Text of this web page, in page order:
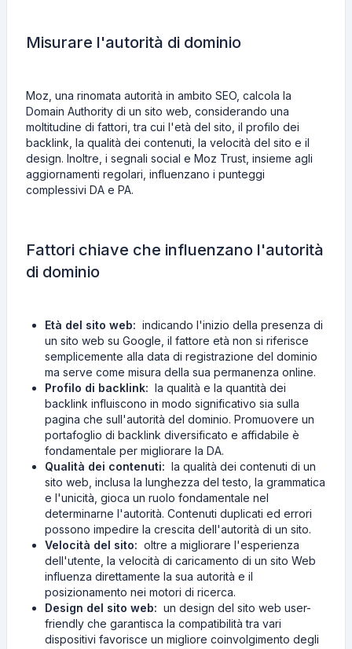
Misurare l'autorità di dominio
Moz, una rinomata autorità in ambito SEO, calcola la
Domain Authority di un sito web, considerando una
moltitudine di fattori, tra cui l'età del sito, il profilo dei
backlink, la qualità dei contenuti, la velocità del sito e il
design. Inoltre, i segnali social e Moz Trust, insieme agli
aggiornamenti regolari, influenzano i punteggi
complessivi DA e PA.
Fattori chiave che influenzano l'autorità
di dominio
Età del sito web: indicando l'inizio della presenza di
un sito web su Google, il fattore età non si riferisce
semplicemente alla data di registrazione del dominio
ma serve come misura della sua permanenza online.
Profilo di backlink: la qualità e la quantità dei
backlink influiscono in modo significativo sia sulla
pagina che sull'autorità del dominio. Promuovere un
portafoglio di backlink diversificato e affidabile è
fondamentale per migliorare la DA.
Qualità dei contenuti: la qualità dei contenuti di un
sito web, inclusa la lunghezza del testo, la grammatica
e l'unicità, gioca un ruolo fondamentale nel
determinarne l'autorità. Contenuti duplicati ed errori
possono impedire la crescita dell'autorità di un sito.
Velocità del sito: oltre a migliorare l'esperienza
dell'utente, la velocità di caricamento di un sito Web
influenza direttamente la sua autorità e il
posizionamento nei motori di ricerca.
Design del sito web: un design del sito web user-
friendly che garantisca la compatibilità tra vari
dispositivi favorisce un migliore coinvolgimento degli